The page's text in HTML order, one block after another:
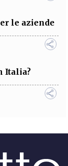
le aziende
Italia?